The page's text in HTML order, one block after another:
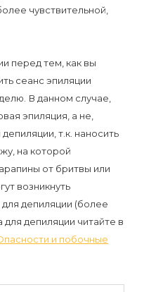
чувствительной,
перед тем, как вы
сеанс эпиляции
В данном случае,
эпиляция, а не,
т.к. наносить
на которой
от бритвы или
возникнуть
депиляции (более
депиляции читайте в
и побочные